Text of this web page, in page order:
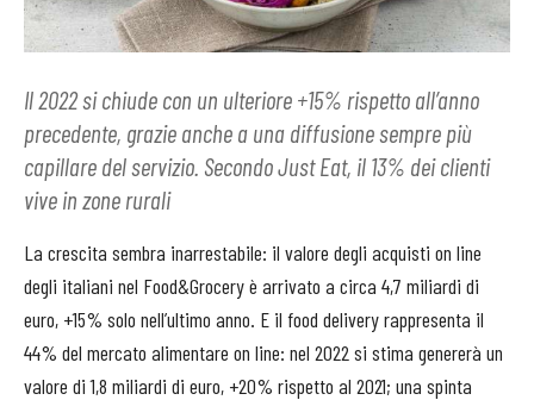
Il 2022 si chiude con un ulteriore +15% rispetto all’anno
precedente, grazie anche a una diffusione sempre più
capillare del servizio. Secondo Just Eat, il 13% dei clienti
vive in zone rurali
La crescita sembra inarrestabile: il valore degli acquisti on line
degli italiani nel Food&Grocery è arrivato a circa 4,7 miliardi di
euro, +15% solo nell’ultimo anno. E il food delivery rappresenta il
44% del mercato alimentare on line: nel 2022 si stima genererà un
valore di 1,8 miliardi di euro, +20% rispetto al 2021; una spinta